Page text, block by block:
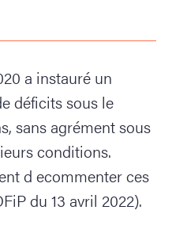
a instauré un
déficits sous le
sans agrément sous
conditions.
d ecommenter ces
du 13 avril 2022).